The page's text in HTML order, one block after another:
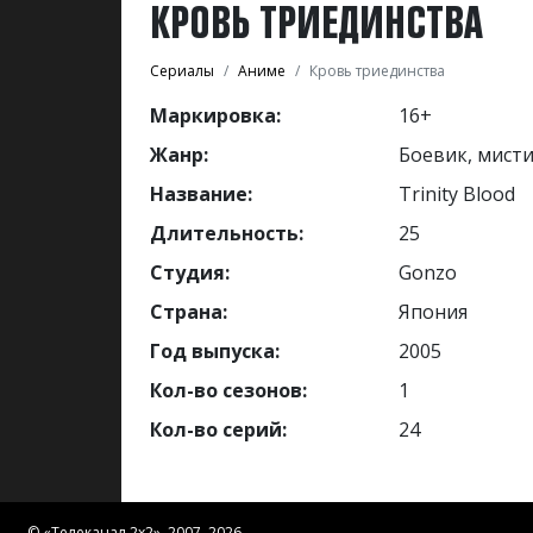
КРОВЬ ТРИЕДИНСТВА
Сериалы Аниме Кровь триединства
Маркировка:
16+
Жанр:
Боевик,
Название:
Trinity Blood
Длительность:
25
Студия:
Gonzo
Страна:
Япония
Год выпуска:
2005
Кол-во сезонов:
1
Кол-во серий:
24